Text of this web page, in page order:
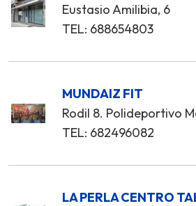
Eustasio Amilibia, 6
TEL: 688654803
MUNDAIZ FIT
Rodil 8. Polideportivo
TEL: 682496082
LA PERLA CENTRO